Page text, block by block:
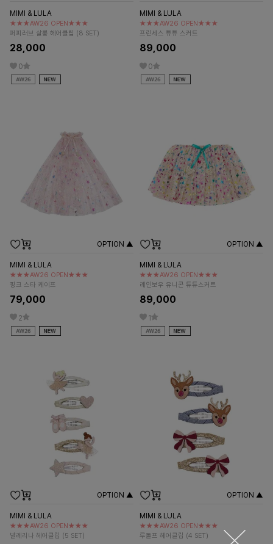
MIMI & LULA
★★★AW26 OPEN★★★
퍼피러브 살롱 헤어클립 (8 SET)
28,000
0
MIMI & LULA
★★★AW26 OPEN★★★
프린세스 튜튜 스커트
89,000
0
OPTION ▲
MIMI & LULA
★★★AW26 OPEN★★★
핑크 스타 케이프
79,000
2
OPTION ▲
MIMI & LULA
★★★AW26 OPEN★★★
레인보우 유니콘 튜튜스커트
89,000
1
OPTION ▲
MIMI & LULA
★★★AW26 OPEN★★★
발레리나 헤어클립 (5 SET)
OPTION ▲
MIMI & LULA
★★★AW26 OPEN★★★
루돌프 헤어클립 (4 SET)